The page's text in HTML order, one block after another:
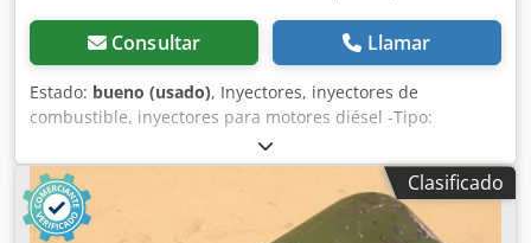
Consultar Llamar
Estado: bueno (usado), Inyectores, inyectores de
combustible, inyectores para motores diésel -Tipo:
Cantidad: 12 unidades disponibles Dodpfx Aob A Sgienkjck
-Precio: por unidad -Peso: 0,3 kg
Clasificado